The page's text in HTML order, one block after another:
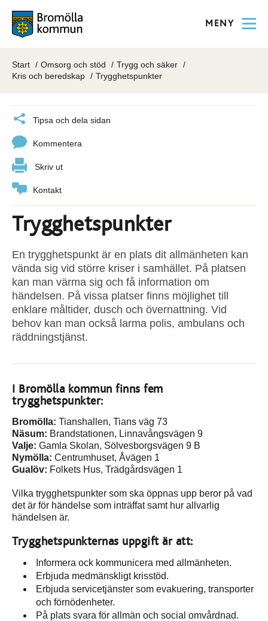
MENY
Start Omsorg och stöd
Trygg och säker
Kris och beredskap
Trygghetspunkter
Tipsa och dela sidan
Kommentera
Skriv ut
Kontakt
Trygghetspunkter
En trygghetspunkt är en plats dit allmänheten kan
vända sig vid större kriser i samhället. På platsen
kan man värma sig och få information om
händelsen. På vissa platser finns möjlighet till
enklare måltider, dusch och övernattning. Vid
behov kan man också larma polis, ambulans och
räddningstjänst.
I Bromölla kommun finns fem
trygghetspunkter:
Bromölla: Tianshallen, Tians väg 73
Näsum: Brandstationen, Linnavångsvägen 9
Valje: Gamla Skolan, Sölvesborgsvägen 9 B
Nymölla: Centrumhuset, Åvägen 1
Gualöv: Folkets Hus, Trädgårdsvägen 1
Vilka trygghetspunkter som ska öppnas upp beror på vad
det är för händelse som inträffat samt hur allvarlig
händelsen är.
Trygghetspunkternas uppgift är att:
Informera ock kommunicera med allmänheten.
Erbjuda medmänskligt krisstöd.
Erbjuda servicetjänster som evakuering, transporter
och förnödenheter.
På plats svara för allmän och social omvårdnad.